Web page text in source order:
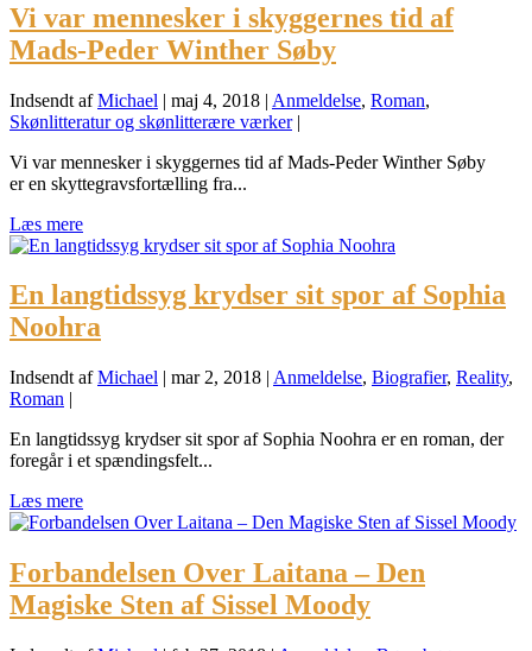
Vi var mennesker i skyggernes tid af
Mads-Peder Winther Søby
Indsendt afMichael | maj 4, 2018 | Anmeldelse, Roman,
Skønlitteratur og skønlitterære værker|
Vi var mennesker i skyggernes tid af Mads-Peder Winther Søby
er en skyttegravsfortælling fra...
Læs mere
En langtidssyg krydser sit spor af Sophia
Noohra
Indsendt afMichael | mar 2, 2018 | Anmeldelse, Biografier, Reality,
Roman |
En langtidssyg krydser sit spor af Sophia Noohra er en roman, der
foregår i et spændingsfelt...
Læs mere
Forbandelsen Over Laitana – Den
Magiske Sten af Sissel Moody